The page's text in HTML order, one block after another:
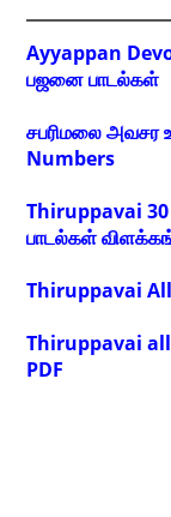
Ayyappan
பஜனை பாடல்கள்
சபரிமலை
Numbers
Thiruppavai 30
பாடல்கள்
Thiruppavai
Thiruppavai
PDF